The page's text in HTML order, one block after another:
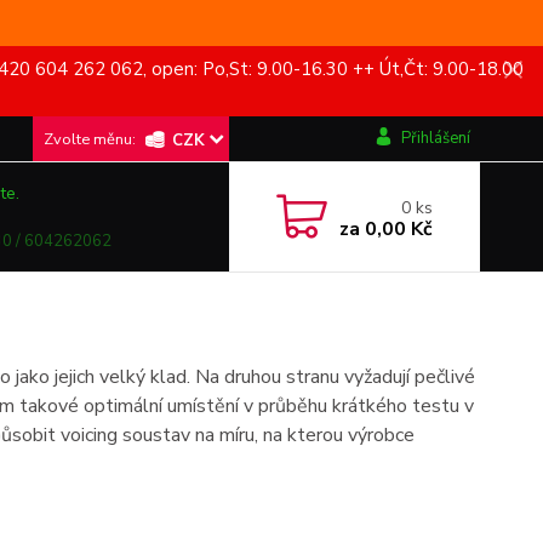
604 262 062, open: Po,St: 9.00-16.30 ++ Út,Čt: 9.00-18.00
CZK Přihlášení
/ 604262062
0ks
za 0,00 Kč
jejich velký klad. Na druhou stranu vyžadují pečlivé
takové optimální umístění v průběhu krátkého testu v
voicing soustav na míru, na kterou výrobce